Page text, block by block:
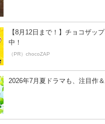
【8月12日まで！】チョコザッ
中！
（PR）chocoZAP
2026年7月夏ドラマも、注目作